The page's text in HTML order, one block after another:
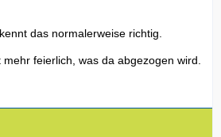
das normalerweise richtig.
feierlich, was da abgezogen wird.